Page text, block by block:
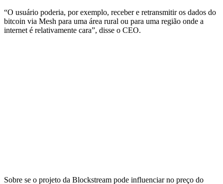
“O usuário poderia, por exemplo, receber e retransmitir os dados do
bitcoin via Mesh para uma área rural ou para uma região onde a
internet é relativamente cara”, disse o CEO.
Sobre se o projeto da Blockstream pode influenciar no preço do